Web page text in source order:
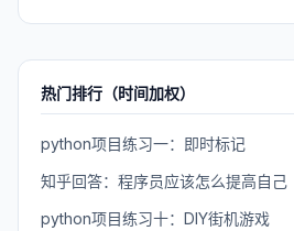
热门排行（时间加权）
python项目练习一：即时标记
知乎回答：程序员应该怎么提高自己
python项目练习十：DIY街机游戏